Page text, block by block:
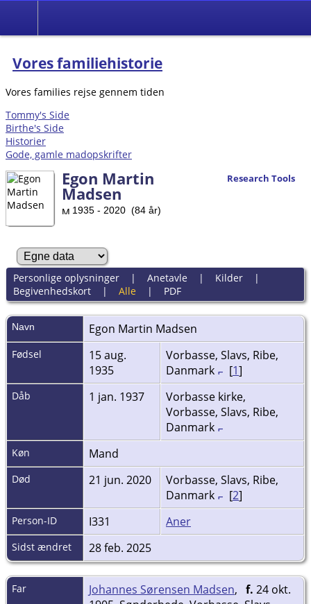
Vores familiehistorie
Vores families rejse gennem tiden
Tommy's Side
Birthe's Side
Historier
Gode, gamle madopskrifter
Research Tools
Egon Martin
Madsen
1935 - 2020 (84 år)
Personlige oplysninger| Anetavle | Kilder|
Begivenhedskort| Alle | PDF
Navn Egon Martin Madsen
Fødsel
15 aug.
1935
Vorbasse, Slavs, Ribe,
Danmark
[1]
Dåb 1 jan. 1937
Vorbasse kirke,
Vorbasse, Slavs, Ribe,
Danmark
Køn Mand
Død 21 jun. 2020
Vorbasse, Slavs, Ribe,
Danmark
[2]
Person-ID I331 Aner
Sidst ændret 28 feb. 2025
Far Johannes Sørensen Madsen, f. 24 okt.